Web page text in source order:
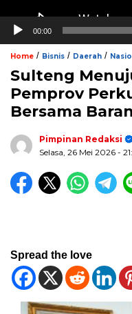
00:00
Home / Bisnis / Daerah /
Sulteng
Pemprov
Bersama
Pimpinan Redaksi
Selasa, 26 Mei 2026 -
Spread the love